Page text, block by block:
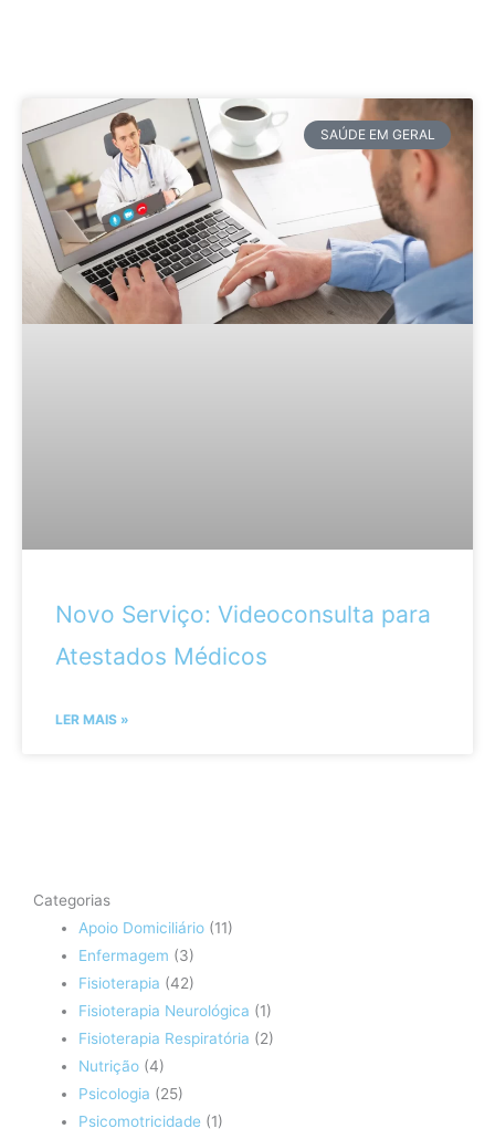
SAÚDE EM GERAL
Novo Serviço: Videoconsulta para
Atestados Médicos
LER MAIS »
Categorias
Apoio Domiciliário (11)
Enfermagem (3)
Fisioterapia (42)
Fisioterapia Neurológica (1)
Fisioterapia Respiratória (2)
Nutrição (4)
Psicologia (25)
Psicomotricidade (1)